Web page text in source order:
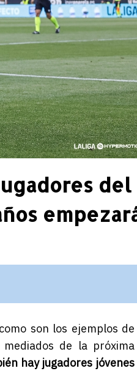
del
son los ejemplos de
de la próxima
hay jugadores jóvenes